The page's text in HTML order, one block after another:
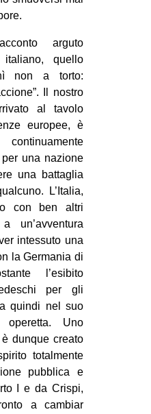
arguto
italiano, quello
non a torto:
Il nostro
al tavolo
europee, è
una nazione
una battaglia
L’Italia,
con ben altri
un’avventura
intessuto una
la Germania di
l’esibito
per gli
quindi nel suo
operetta. Uno
è dunque creato
totalmente
pubblica e
I e da Crispi,
a cambiar